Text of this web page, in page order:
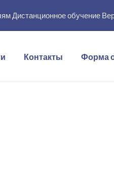
Дистанционное обучение
Контакты Форма